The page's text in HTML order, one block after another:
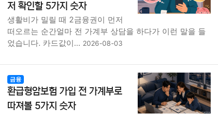
저 확인할 5가지 숫자
생활비가 밀릴 때 2금융권이 먼저
떠오르는 순간얼마 전 가계부 상담을 하다가 이런 말을 들
었습니다. 카드값이… 2026-08-03
금융
환급형암보험 가입 전 가계부로
따져볼 5가지 숫자